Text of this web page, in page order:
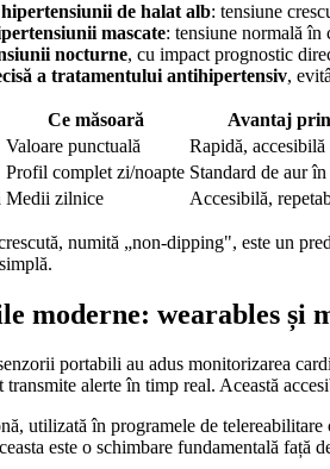
de halat alb: tensiune
mascate: tensiune normală în
nocturne, cu impact prognostic
a tratamentului antihipertensiv,
Ce măsoară Avantaj
Valoare punctuală Rapidă, accesibilă
Profil complet zi/noapte Standard de aur
Medii zilnice Accesibilă,
numită „non-dipping", este un
moderne: wearables și
portabili au adus monitorizarea
alerte în timp real. Această
utilizată în programele de telereabilitare
este o schimbare fundamentală